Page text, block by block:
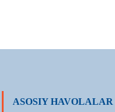
ASOSIY HAVOLALAR